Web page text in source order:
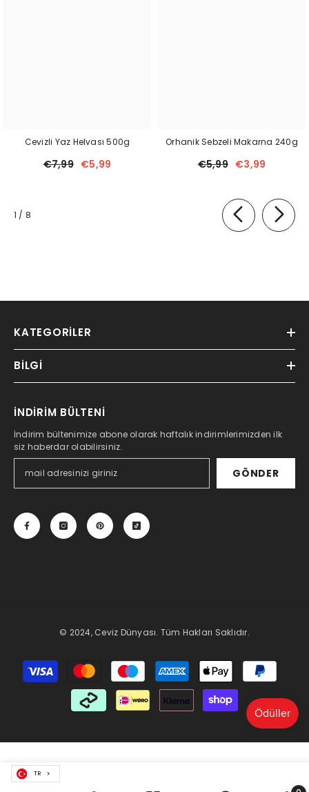
Cevizli Yaz Helvası 500g
€7,99 €5,99
Orhanik Sebzeli Makarna 240g
€5,99 €3,99
1 / of
8
KATEGORILER
BILGI
İNDİRİM BÜLTENİ
İndirim bültenimize abone olarak haftalık indirimlerimizden ilk
siz haberdar olabilirsiniz.
GÖNDER
© 2024, Ceviz Dünyası. Tüm Hakları Saklıdır.
Payment
methods
TR